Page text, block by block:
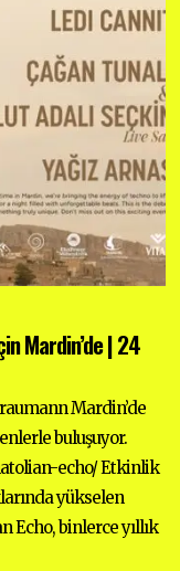
Mardin’de | 24
Mardin’de
buluşuyor.
echo/ Etkinlik
yükselen
Echo, binlerce yıllık